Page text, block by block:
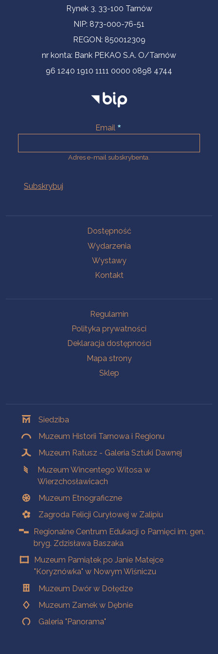
Informacje kontaktoweRynek 3, 33-100 Tarnów
NIP: 873-000-76-51
REGON: 850012309
nr konta: Bank PEKAO S.A. O/Tarnów
96 1240 1910 1111 0000 0898 4744
Email
Adres e-mail subskrybenta.
Dostępność
Wydarzenia
Wystawy
Kontakt
Regulamin
Polityka prywatności
Deklaracja dostępności
Mapa strony
Sklep
Siedziba
Muzeum Historii Tarnowa i Regionu
Muzeum Ratusz - Galeria Sztuki Dawnej
Muzeum Wincentego Witosa w
Wierzchosławicach
Muzeum Etnograficzne
Zagroda Felicji Curyłowej w Zalipiu
Regionalne Centrum Edukacji o Pamięci im. gen.
bryg. Zdzisława Baszaka
Muzeum Pamiątek po Janie Matejce
"Koryznówka" w Nowym Wiśniczu
Muzeum Dwór w Dołędze
Muzeum Zamek w Dębnie
Galeria "Panorama"